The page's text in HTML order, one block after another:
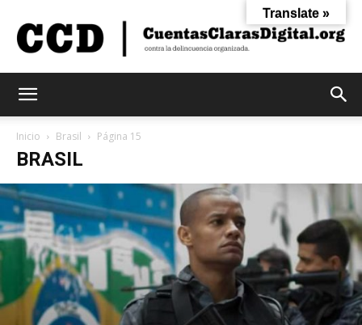
Claras
Digital
Inicio Brasil Página 15
BRASIL
Translate »